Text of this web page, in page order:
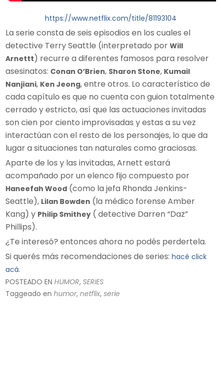
https://www.netflix.com/title/81193104
La serie consta de seis episodios en los cuales el
detective Terry Seattle (interpretado por Will
Arnettt) recurre a diferentes famosos para resolver
asesinatos: Conan O’Brien, Sharon Stone, Kumail
Nanjiani, Ken Jeong, entre otros. Lo característico de
cada capítulo es que no cuenta con guion totalmente
cerrado y estricto, así que las actuaciones invitadas
son cien por ciento improvisadas y estas a su vez
interactúan con el resto de los personajes, lo que da
lugar a situaciones tan naturales como graciosas.
Aparte de los y las invitadas, Arnett estará
acompañado por un elenco fijo compuesto por
Haneefah Wood(como la jefa Rhonda Jenkins-
Seattle), Lilan Bowden (la médico forense Amber
Kang) y Philip Smithey( detective Darren “Daz”
Phillips).
¿Te interesó? entonces ahora no podés perdertela.
Si querés más recomendaciones de series: hacé click
acá.
POSTEADO EN HUMOR, SERIES
Taggeado en humor, netflix, serie